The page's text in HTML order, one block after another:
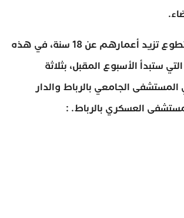
وسيشارك 600 متطوع تزيد أعمارهم عن 18 سنة، في هذه
ستبدأ الأسبوع المقبل، بثلاثة
الجامعي بالرباط والدار
العسكري بالرباط. :